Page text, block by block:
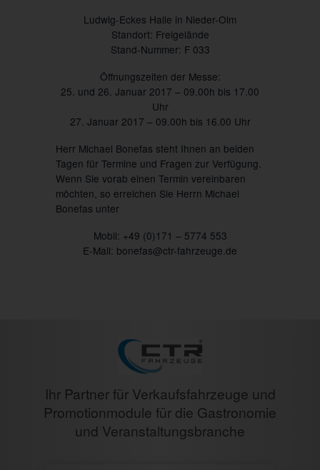
Ludwig-Eckes Halle in Nieder-Olm
Standort: Freigelände
Stand-Nummer: F 033
Öffnungszeiten der Messe:
25. und 26. Januar 2017 – 09.00h bis 17.00
Uhr
27. Januar 2017 – 09.00h bis 16.00 Uhr
Herr Michael Bonefas steht Ihnen an beiden
Tagen für Termine und Fragen zur Verfügung.
Wenn Sie vorab einen Termin vereinbaren
möchten, so erreichen Sie Herrn Michael
Bonefas unter
Mobil: +49 (0)171 – 5774 553
E-Mail: bonefas@ctr-fahrzeuge.de
Ihr Partner für Verkaufsfahrzeuge und
Promotionmodule für die Gastronomie
und Veranstaltungsbranche